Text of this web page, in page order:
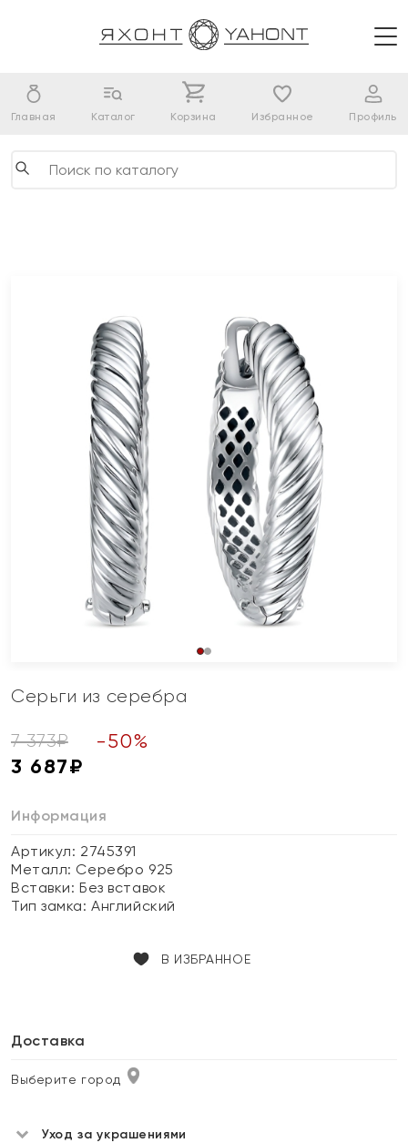
Главная Каталог Корзина Избранное Профиль
Серьги из серебра
7 373₽ -50%
3 687₽
Информация
Артикул: 2745391
Металл: Серебро 925
Вставки:Без вставок
Тип замка:Английский
В ИЗБРАННОЕ
Доставка
Выберите город
Уход за украшениями